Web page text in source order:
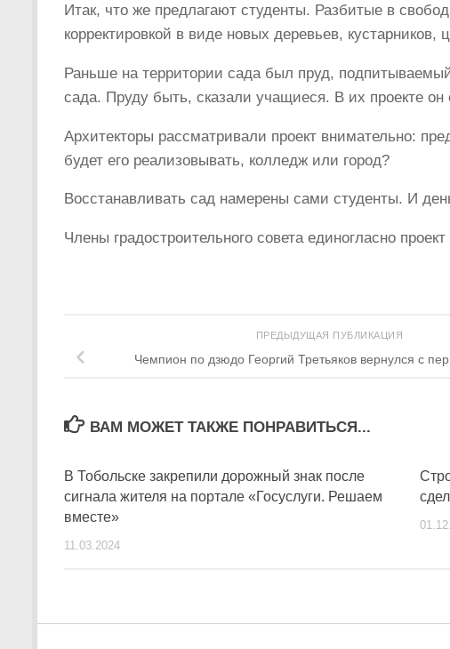
Итак, что же предлагают студенты. Разбитые в
корректировкой в виде новых деревьев,
Раньше на территории сада был пруд,
сада. Пруду быть, сказали учащиеся. В их проекте
Архитекторы рассматривали проект внимательно:
будет его реализовывать, колледж или город?
Восстанавливать сад намерены сами студенты. И
Члены градостроительного совета единогласно
ПРЕДЫДУЩАЯ ПУБЛИКАЦИЯ
Чемпион по дзюдо Георгий Третьяков вернулся с
ВАМ МОЖЕТ ТАКЖЕ ПОНРАВИТЬСЯ...
В Тобольске закрепили дорожный знак после
сигнала жителя на портале «Госуслуги. Решаем
вместе»
11.03.2024